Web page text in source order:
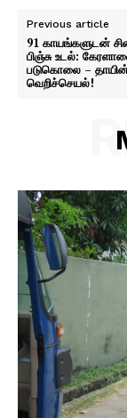
Previous article
91 காயங்களுடன்
பிஞ்சு உடல்:
படுகொலை –
வெறிச்செயல்!